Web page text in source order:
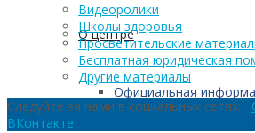
О центре
Официальная
Видеоролики
Школы здоровья
Просветительские
Бесплатная юридическая
Другие материалы
Следуйте за нами в социальных сетях:
ВКонтакте